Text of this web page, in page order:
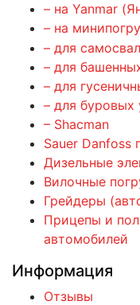
– на Yanmar
– на
– для
– для
– для
– для буровых
– Shacman
Sauer Danfoss
Дизельные
Вилочные
Грейдеры
Прицепы и
автомобилей
Информация
Отзывы